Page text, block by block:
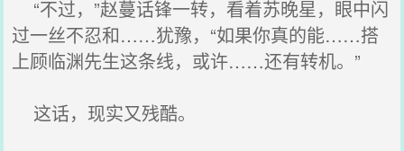
“不过，”赵蔓话锋一转，看着苏晚星，眼中闪
过一丝不忍和……犹豫，“如果你真的能……搭
上顾临渊先生这条线，或许……还有转机。”
这话，现实又残酷。